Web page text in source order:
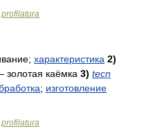
profilatura
характеристика 2)
золотая каёмка 3) tecn
; изготовление
profilatura